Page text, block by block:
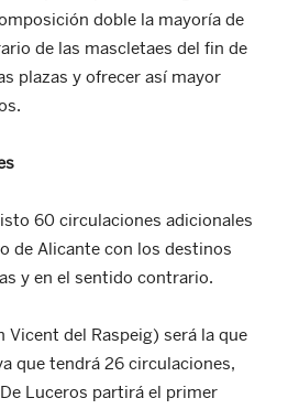
doble la mayoría de
de las mascletaes del fin de
plazas y ofrecer así mayor
60 circulaciones adicionales
de Alicante con los destinos
y en el sentido contrario.
Vicent del Raspeig) será la que
que tendrá 26 circulaciones,
Luceros partirá el primer